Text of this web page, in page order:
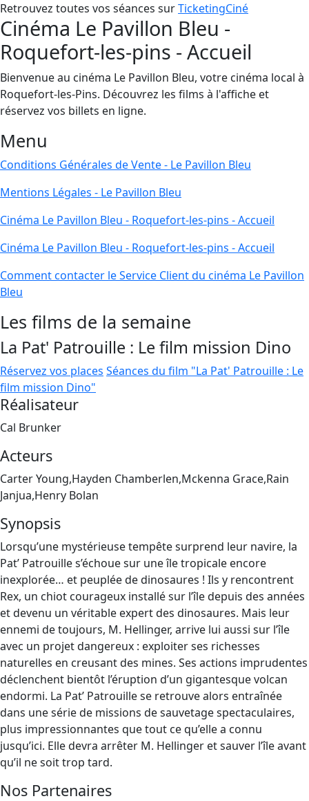
Retrouvez toutes vos séances surTicketingCiné
Cinéma Le Pavillon Bleu -
Roquefort-les-pins - Accueil
Bienvenue au cinéma Le Pavillon Bleu, votre cinéma local à
Roquefort-les-Pins. Découvrez les films à l'affiche et
réservez vos billets en ligne.
Menu
Conditions Générales de Vente - Le Pavillon Bleu
Mentions Légales - Le Pavillon Bleu
Cinéma Le Pavillon Bleu - Roquefort-les-pins - Accueil
Cinéma Le Pavillon Bleu - Roquefort-les-pins - Accueil
Comment contacter le Service Client du cinéma Le Pavillon
Bleu
Les films de la semaine
La Pat' Patrouille : Le film mission Dino
Réservez vos places Séances du film "La Pat' Patrouille : Le
film mission Dino"
Réalisateur
Cal Brunker
Acteurs
Carter Young,Hayden Chamberlen,Mckenna Grace,Rain
Janjua,Henry Bolan
Synopsis
Lorsqu’une mystérieuse tempête surprend leur navire, la
Pat’ Patrouille s’échoue sur une île tropicale encore
inexplorée… et peuplée de dinosaures ! Ils y rencontrent
Rex, un chiot courageux installé sur l’île depuis des années
et devenu un véritable expert des dinosaures. Mais leur
ennemi de toujours, M. Hellinger, arrive lui aussi sur l’île
avec un projet dangereux : exploiter ses richesses
naturelles en creusant des mines. Ses actions imprudentes
déclenchent bientôt l’éruption d’un gigantesque volcan
endormi. La Pat’ Patrouille se retrouve alors entraînée
dans une série de missions de sauvetage spectaculaires,
plus impressionnantes que tout ce qu’elle a connu
jusqu’ici. Elle devra arrêter M. Hellinger et sauver l’île avant
qu’il ne soit trop tard.
Nos Partenaires